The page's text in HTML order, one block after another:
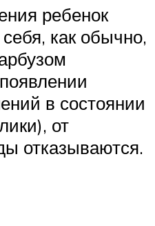
ребенок
как обычно,
в состоянии
от
отказываются.